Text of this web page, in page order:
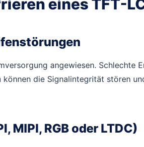
eines TFT-
angewiesen. Schlechte
die Signalintegrität stören
RGB oder LTDC)